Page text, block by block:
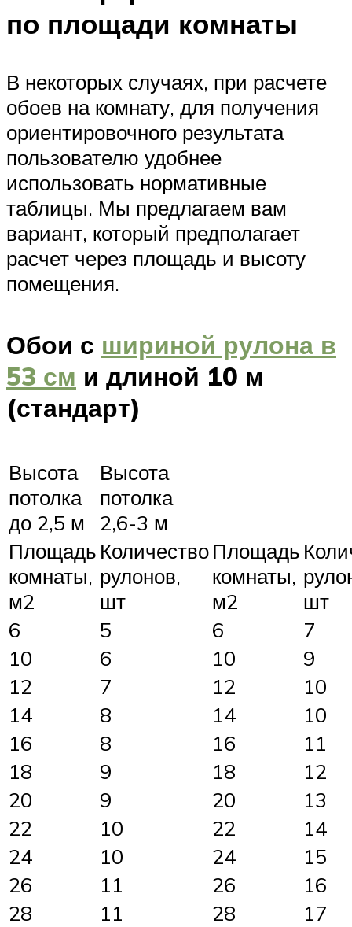
по площади комнаты
В некоторых случаях, при расчете
обоев на комнату, для получения
ориентировочного результата
пользователю удобнее
использовать нормативные
таблицы. Мы предлагаем вам
вариант, который предполагает
расчет через площадь и высоту
помещения.
Обои с шириной рулона в
53 см и длиной 10 м
(стандарт)
Высота
потолка
до 2,5 м
Высота
потолка
2,6-3 м
Площадь
комнаты,
м2
Количество
рулонов,
шт
Площадь
комнаты,
м2
шт
6
5 6
7
10
6 10
9
12
7 12
10
14
8 14
10
16
8 16
11
18
9 18
12
20
9 20
13
22
10 22
14
24
10 24
15
26
11 26
16
28
11 28
17